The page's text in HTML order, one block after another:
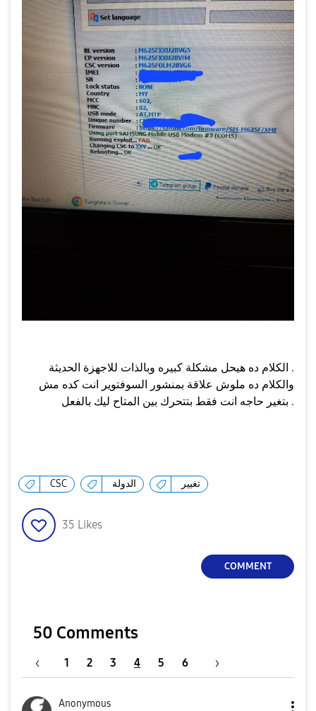
الكلام ده هيحل مشكلة كبيره وبالذات للاجهزة الحديثة .
والكلام ده ملوش علاقة بمنشور السوفتوير انت كده مش
بتغير حاجه انت فقط بتتحرك بين المتاح ليك بالفعل .
CSC الدولة تغيير
35 Likes
COMMENT
50 Comments
1 2 3 4 5 6
Anonymous